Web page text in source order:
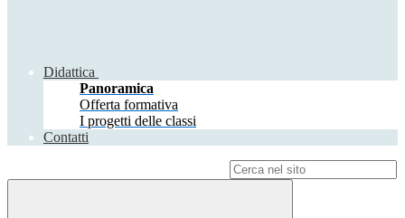
Didattica
Panoramica
Offerta formativa
I progetti delle classi
Contatti